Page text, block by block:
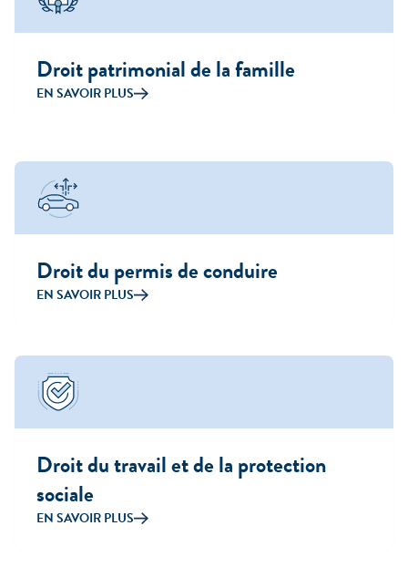
Droit patrimonial de la famille
EN SAVOIR PLUS
Droit du permis de conduire
EN SAVOIR PLUS
Droit du travail et de la protection
sociale
EN SAVOIR PLUS